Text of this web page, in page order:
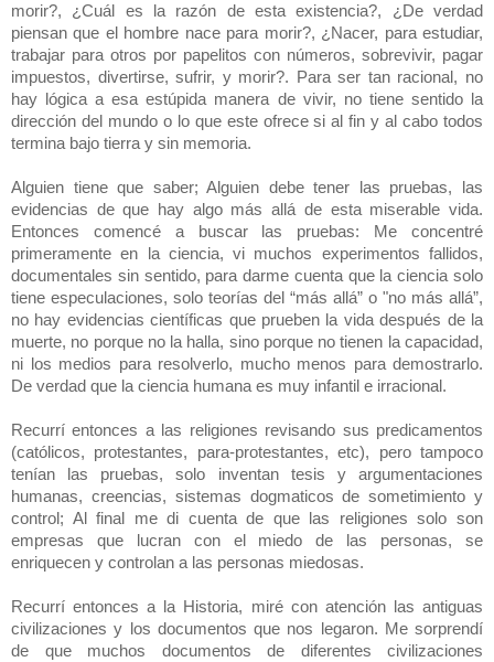
morir?, ¿Cuál es la razón de esta existencia?, ¿De verdad
piensan que el hombre nace para morir?, ¿Nacer, para estudiar,
trabajar para otros por papelitos con números, sobrevivir, pagar
impuestos, divertirse, sufrir, y morir?. Para ser tan racional, no
hay lógica a esa estúpida manera de vivir, no tiene sentido la
dirección del mundo o lo que este ofrece si al fin y al cabo todos
termina bajo tierra y sin memoria.
Alguien tiene que saber; Alguien debe tener las pruebas, las
evidencias de que hay algo más allá de esta miserable vida.
Entonces comencé a buscar las pruebas: Me concentré
primeramente en la ciencia, vi muchos experimentos fallidos,
documentales sin sentido, para darme cuenta que la ciencia solo
tiene especulaciones, solo teorías del “más allá” o "no más allá”,
no hay evidencias científicas que prueben la vida después de la
muerte, no porque no la halla, sino porque no tienen la capacidad,
ni los medios para resolverlo, mucho menos para demostrarlo.
De verdad que la ciencia humana es muy infantil e irracional.
Recurrí entonces a las religiones revisando sus predicamentos
(católicos, protestantes, para-protestantes, etc), pero tampoco
tenían las pruebas, solo inventan tesis y argumentaciones
humanas, creencias, sistemas dogmaticos de sometimiento y
control; Al final me di cuenta de que las religiones solo son
empresas que lucran con el miedo de las personas, se
enriquecen y controlan a las personas miedosas.
Recurrí entonces a la Historia, miré con atención las antiguas
civilizaciones y los documentos que nos legaron. Me sorprendí
de que muchos documentos de diferentes civilizaciones